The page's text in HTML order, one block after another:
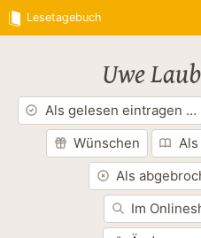
Lesetagebuch
Uwe Laub
Als gelesen eintragen …
Wünschen
Als
Im